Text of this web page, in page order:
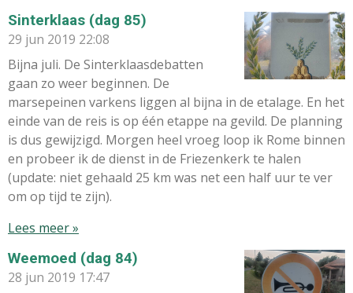
Sinterklaas (dag 85)
29 jun 2019 22:08
Bijna juli. De Sinterklaasdebatten
gaan zo weer beginnen. De
marsepeinen varkens liggen al bijna in de etalage. En het
einde van de reis is op één etappe na gevild. De planning
is dus gewijzigd. Morgen heel vroeg loop ik Rome binnen
en probeer ik de dienst in de Friezenkerk te halen
(update: niet gehaald 25 km was net een half uur te ver
om op tijd te zijn).
Lees meer »
Weemoed (dag 84)
28 jun 2019 17:47